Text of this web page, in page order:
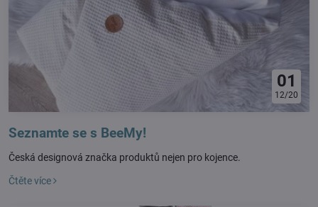
01
12/20
Seznamte se s BeeMy!
Česká designová značka produktů nejen pro kojence.
Čtěte více